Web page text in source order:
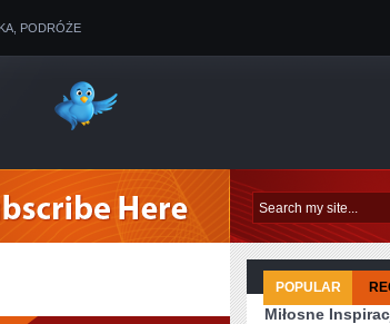
PODRÓŻE
POPULAR
Miłosne